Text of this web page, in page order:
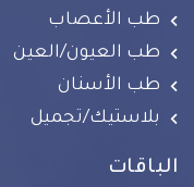
طب الأعصاب
طب العيون/العين
طب الأسنان
بلاستيك/تجميل
الباقات